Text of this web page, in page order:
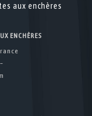
ENCHÈRES